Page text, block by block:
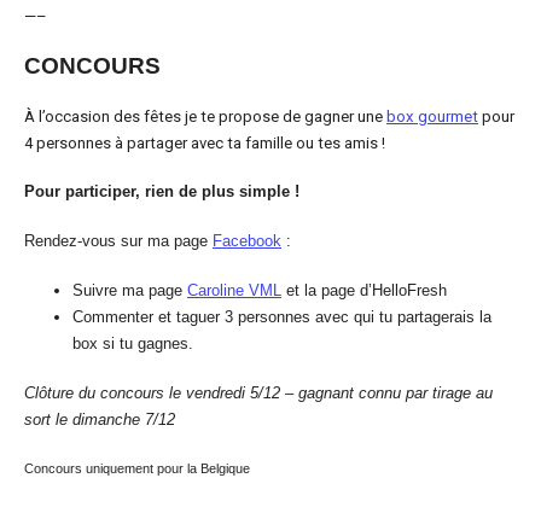
—–
CONCOURS
À l’occasion des fêtes je te propose de gagner une box gourmet pour
4 personnes à partager avec ta famille ou tes amis !
Pour participer, rien de plus simple !
Rendez-vous sur ma page Facebook :
Suivre ma page Caroline VML
et la page d’HelloFresh
Commenter et taguer 3 personnes avec qui tu partagerais la
box si tu gagnes.
Clôture du concours le vendredi 5/12 – gagnant connu par tirage au
sort le dimanche 7/12
Concours uniquement pour la Belgique